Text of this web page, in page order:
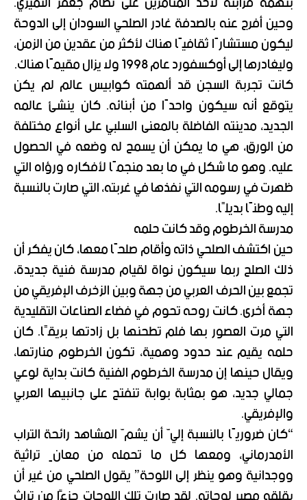
وحين أفرج عنه بالصدفة غادر الصلحي السودان إلى الدوحة
ليكون مستشارًا ثقافيًا هناك لأكثر من عقدين من الزمن،
وليغادرها إلى أوكسفورد عام 1998 ولا يزال مقيمًا هناك.
كانت تجربة السجن قد ألهمته كوابيس عالم لم يكن
يتوقع أنه سيكون واحدًا من أبنائه. كان ينشئ عالمه
الجديد، مدينته الفاضلة بالمعنى السلبي على أنواع مختلفة
من الورق، هي ما يمكن أن يسمح له وضعه في الحصول
عليه. وهو ما شكل في ما بعد منجمًا لأفكاره ورؤاه التي
ظهرت في رسومه التي نفذها في غربته، التي صارت بالنسبة
إليه وطنًا بديلًا.
مدرسة الخرطوم وقد كانت حلمه
حين اكتشف الصلحي ذاته وأقام صلحًا معها، كان يفكر أن
ذلك الصلح ربما سيكون نواة لقيام مدرسة فنية جديدة،
تجمع بين الحرف العربي من جهة وبين الزخرف الإفريقي من
جهة أخرى. كانت روحه تحوم في فضاء الصناعات التقليدية
التي مرت العصور بها فلم تطحنها بل زادتها بريقًا. كان
حلمه يقيم عند حدود وهمية، تكون الخرطوم منارتها،
ويقال حينها إن مدرسة الخرطوم الفنية كانت بداية لوعي
جمالي جديد، هو بمثابة بوابة تنفتح على جانبيها العربي
والإفريقي.
“كان ضروريًا بالنسبة إليّ أن يشمّ المشاهد رائحة التراب
الأمدرماني، ومعها كل ما تحمله من معانٍ تراثية
ووجدانية وهو ينظر إلى اللوحة” يقول الصلحي من غير أن